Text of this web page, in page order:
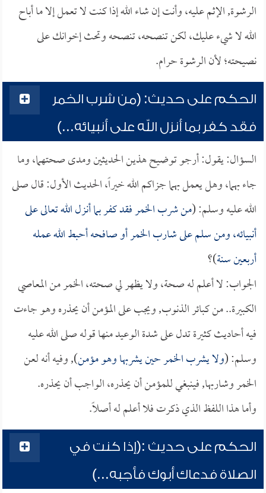
الرشوة, الإثم عليه، وأنت إن شاء الله إذا كنت لا تعمل إلا ما أباح
الله لا شيء عليك، لكن تنصحه، تنصحه وتحث إخوانك على
نصيحته؛ لأن الرشوة حرام.
الحكم على حديث: (من شرب الخمر
فقد كفر بما أنزل الله على أنبيائه...)
السؤال: يقول: أرجو توضيح هذين الحديثين ومدى صحتهما، وما
جاء بهما، وهل يعمل بهما جزاكم الله خيراً، الحديث الأول: قال صلى
الله عليه وسلم: (من شرب الخمر فقد كفر بما أنزل الله تعالى على
أنبيائه، ومن سلم على شارب الخمر أو صافحه أحبط الله عمله
أربعين سنة)؟
الجواب: لا أعلم له صحة، ولا يظهر لي صحته، الخمر من المعاصي
الكبيرة.. من كبائر الذنوب, ويجب على المؤمن أن يحذره وهو جاءت
فيه أحاديث كثيرة تدل على شدة الوعيد منها قوله صلى الله عليه
وسلم: (ولا يشرب الخمر حين يشربها وهو مؤمن), وفيه أنه لعن
الخمر وشاربها, فينبغي للمؤمن أن يحذره، الواجب أن يحذره.
وأما هذا اللفظ الذي ذكرت فلا أعلم له أصلاً.
الحكم على حديث :(إذا كنت في
الصلاة فدعاك أبوك فأجبه...)